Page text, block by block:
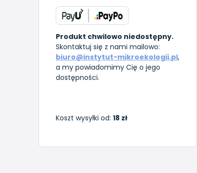
Produkt chwilowo niedostępny.
Skontaktuj się z nami mailowo:
biuro@instytut-mikroekologii.pl,
a my powiadomimy Cię o jego
dostępności.
Koszt wysyłki od:18 zł